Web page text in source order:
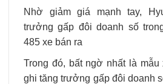
Nhờ giảm giá mạnh tay,
trưởng gấp đôi doanh số
485 xe bán ra
Trong đó, bất ngờ nhất là mẫu
ghi tăng trưởng gấp đôi doanh